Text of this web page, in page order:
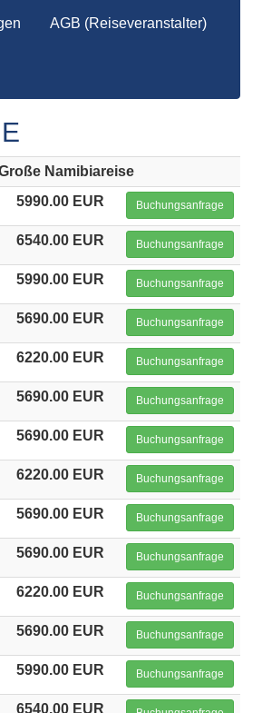
AGB (Reiseveranstalter)
Namibiareise
5990.00 EUR Buchungsanfrage
6540.00 EUR Buchungsanfrage
5990.00 EUR Buchungsanfrage
5690.00 EUR Buchungsanfrage
6220.00 EUR Buchungsanfrage
5690.00 EUR Buchungsanfrage
5690.00 EUR Buchungsanfrage
6220.00 EUR Buchungsanfrage
5690.00 EUR Buchungsanfrage
5690.00 EUR Buchungsanfrage
6220.00 EUR Buchungsanfrage
5690.00 EUR Buchungsanfrage
5990.00 EUR Buchungsanfrage
6540.00 EUR